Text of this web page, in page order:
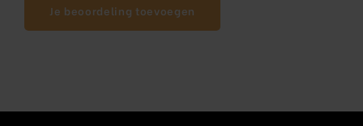
Je beoordeling toevoegen